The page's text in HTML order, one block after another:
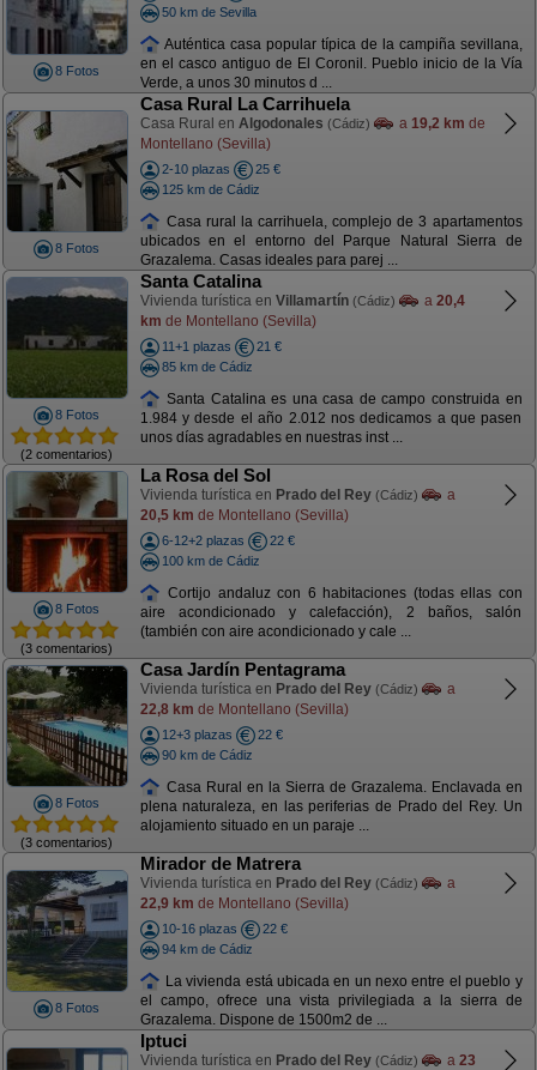
8 Fotos
50 km de Sevilla
Auténtica casa popular típica de la campiña sevillana,
en el casco antiguo de El Coronil. Pueblo inicio de la Vía
Verde, a unos 30 minutos d ...
8 Fotos
Casa Rural La Carrihuela
Casa Rural en Algodonales (Cádiz) a 19,2 km de
Montellano (Sevilla)
2-10 plazas
25 €
125 km de Cádiz
Casa rural la carrihuela, complejo de 3 apartamentos
ubicados en el entorno del Parque Natural Sierra de
Grazalema. Casas ideales para parej ...
8 Fotos
(2 comentarios)
Santa Catalina
Vivienda turística en Villamartín (Cádiz) a 20,4
km de Montellano (Sevilla)
11+1 plazas
21 €
85 km de Cádiz
Santa Catalina es una casa de campo construida en
1.984 y desde el año 2.012 nos dedicamos a que pasen
unos días agradables en nuestras inst ...
8 Fotos
(3 comentarios)
La Rosa del Sol
Vivienda turística en Prado del Rey (Cádiz)
a
20,5 km de Montellano (Sevilla)
6-12+2 plazas
22 €
100 km de Cádiz
Cortijo andaluz con 6 habitaciones (todas ellas con
aire acondicionado y calefacción), 2 baños, salón
(también con aire acondicionado y cale ...
8 Fotos
(3 comentarios)
Casa Jardín Pentagrama
Vivienda turística en Prado del Rey (Cádiz)
a
22,8 km de Montellano (Sevilla)
12+3 plazas
22 €
90 km de Cádiz
Casa Rural en la Sierra de Grazalema. Enclavada en
plena naturaleza, en las periferias de Prado del Rey. Un
alojamiento situado en un paraje ...
8 Fotos
Mirador de Matrera
Vivienda turística en Prado del Rey (Cádiz)
a
22,9 km de Montellano (Sevilla)
10-16 plazas
22 €
94 km de Cádiz
La vivienda está ubicada en un nexo entre el pueblo y
el campo, ofrece una vista privilegiada a la sierra de
Grazalema. Dispone de 1500m2 de ...
Iptuci
Vivienda turística en Prado del Rey (Cádiz) a 23